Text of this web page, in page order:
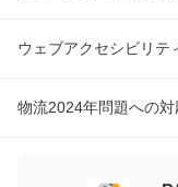
ウェブアクセシビリテ
物流2024年問題への対